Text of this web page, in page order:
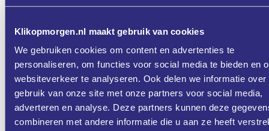
Klikopmorgen.nl maakt gebruik van cookies
We gebruiken cookies om content en advertenties te
personaliseren, om functies voor social media te bieden en
websiteverkeer te analyseren. Ook delen we informatie over
gebruik van onze site met onze partners voor social media,
adverteren en analyse. Deze partners kunnen deze
combineren met andere informatie die u aan ze heeft
Stand van zaken met betrekking tot wet- en regelgeving en
trends. Elmer Rietveld (TNO Vector)
State of Tech
16:20 - 16:35
Over standaarden, datadelen en technologische oplossingen.
Guido Budziak (TNO Data Ecosystems)
Samenwerken en versnellen